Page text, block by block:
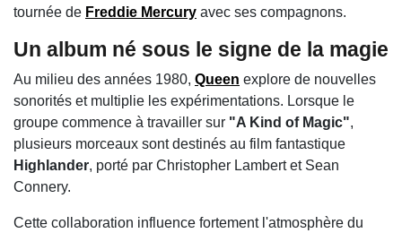
tournée de Freddie Mercury avec ses compagnons.
Un album né sous le signe de la magie
Au milieu des années 1980, Queen explore de nouvelles
sonorités et multiplie les expérimentations. Lorsque le
groupe commence à travailler sur "A Kind of Magic",
plusieurs morceaux sont destinés au film fantastique
Highlander, porté par Christopher Lambert et Sean
Connery.
Cette collaboration influence fortement l'atmosphère du